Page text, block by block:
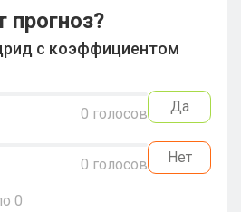
прогноз?
с коэффициентом
0 голосов Да
0 голосов Нет
0